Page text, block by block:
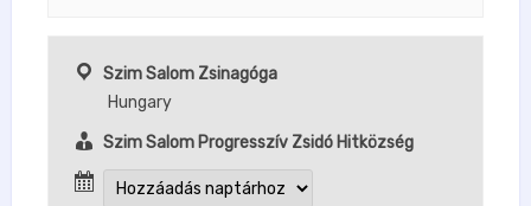
Szim Salom Zsinagóga
Hungary
Szim Salom Progresszív Zsidó Hitközség